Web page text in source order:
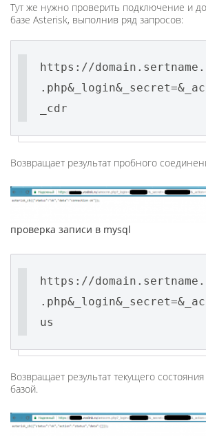
Тут же нужно проверить подключение и
базе Asterisk, выполнив ряд запросов:
https://
_cdr
Возвращает результат пробного
проверка записи в mysql
https://
us
Возвращает результат текущего
базой.